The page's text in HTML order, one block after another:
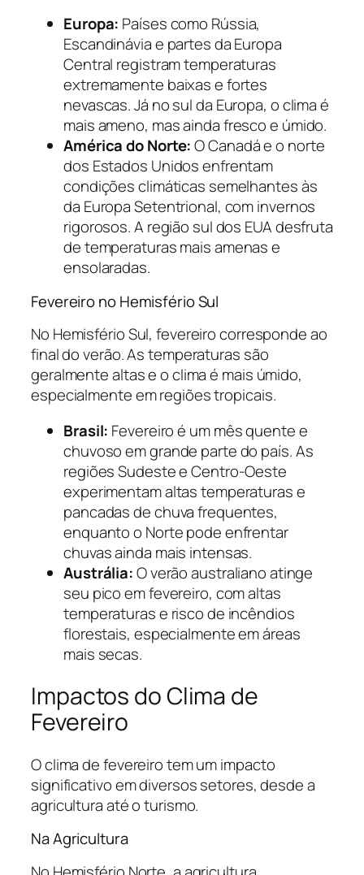
Europa: Países como Rússia,
Escandinávia e partes da Europa
Central registram temperaturas
extremamente baixas e fortes
nevascas. Já no sul da Europa, o clima é
mais ameno, mas ainda fresco e úmido.
América do Norte:O Canadá e o norte
dos Estados Unidos enfrentam
condições climáticas semelhantes às
da Europa Setentrional, com invernos
rigorosos. A região sul dos EUA desfruta
de temperaturas mais amenas e
ensolaradas.
Fevereiro no Hemisfério Sul
No Hemisfério Sul, fevereiro corresponde ao
final do verão. As temperaturas são
geralmente altas e o clima é mais úmido,
especialmente em regiões tropicais.
Brasil: Fevereiro é um mês quente e
chuvoso em grande parte do país. As
regiões Sudeste e Centro-Oeste
experimentam altas temperaturas e
pancadas de chuva frequentes,
enquanto o Norte pode enfrentar
chuvas ainda mais intensas.
Austrália:O verão australiano atinge
seu pico em fevereiro, com altas
temperaturas e risco de incêndios
florestais, especialmente em áreas
mais secas.
Impactos do Clima de
Fevereiro
O clima de fevereiro tem um impacto
significativo em diversos setores, desde a
agricultura até o turismo.
Na Agricultura